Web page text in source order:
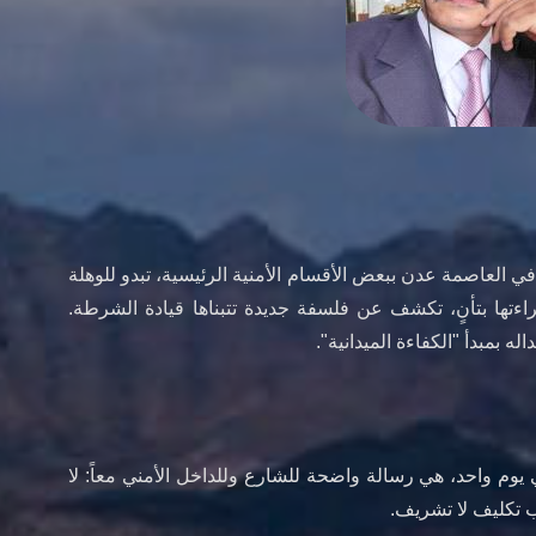
في العاصمة عدن ببعض الأقسام الأمنية الرئيسية، تبدو للوهلة
بتأنٍ، تكشف عن فلسفة جديدة تتبناها قيادة الشرطة.
"الكفاءة الميدانية".
واحد، هي رسالة واضحة للشارع وللداخل الأمني معاً: لا
تكليف لا تشريف.